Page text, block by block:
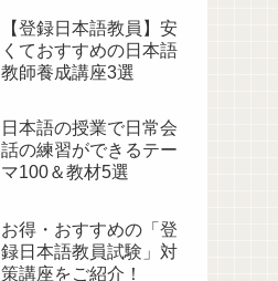
【登録日本語教員】安
くておすすめの日本語
教師養成講座3選
日本語の授業で日常会
話の練習ができるテー
マ100＆教材5選
お得・おすすめの「登
録日本語教員試験」対
策講座をご紹介！